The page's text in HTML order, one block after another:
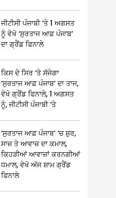
ਜੀਟੀਸੀ ਪੰਜਾਬੀ ‘ਤੇ 1 ਅਗਸਤ
ਨੂੰ ਵੇਖੋ ‘ਸੁਰਤਾਜ ਆਫ਼ ਪੰਜਾਬ’
ਦਾ ਗ੍ਰੈਂਡ ਫਿਨਾਲੇ
ਕਿਸ ਦੇ ਸਿਰ ‘ਤੇ ਸੱਜੇਗਾ
‘ਸੁਰਤਾਜ ਆਫ਼ ਪੰਜਾਬ’ ਦਾ ਤਾਜ,
ਵੇਖੋ ਗ੍ਰੈਂਡ ਫਿਨਾਲੇ, 1 ਅਗਸਤ
ਨੂੰ, ਜੀਟੀਸੀ ਪੰਜਾਬੀ ‘ਤੇ
‘ਸੁਰਤਾਜ ਆਫ਼ ਪੰਜਾਬ’ ‘ਚ ਸ਼ੁਰ,
ਸਾਜ਼ ਤੇ ਆਵਾਜ਼ ਦਾ ਕਮਾਲ,
ਕਿਹੜੀਆਂ ਆਵਾਜ਼ਾਂ ਕਰਨਗੀਆਂ
ਧਮਾਲ, ਵੇਖੋ ਅੱਜ ਸ਼ਾਮ ਗ੍ਰੈਂਡ
ਫਿਨਾਲੇ